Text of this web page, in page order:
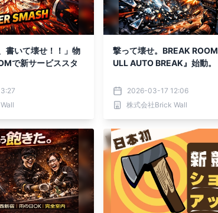
書いて壊せ！！」物
で新サービススタ
撃って壊せ。BREAK
ULL AUTO BREAK』始動。
2026-03-17 12:06
株式会社Brick Wall